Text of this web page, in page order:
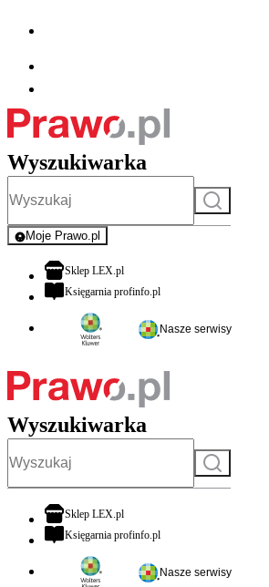
Wyszukiwarka
Szukaj
Moje Prawo.pl
- rejestracja i logowanie do serwisu
Sklep LEX.plotwiera się w nowej karcie
Księgarnia profinfo.plotwiera się w nowej karcie
Nasze serwisy
Wyszukiwarka
Szukaj
Sklep LEX.plotwiera się w nowej karcie
Księgarnia profinfo.plotwiera się w nowej karcie
Nasze serwisy